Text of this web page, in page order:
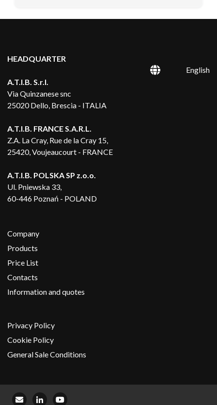
HEADQUARTER
English
A.T.I.B. S.r.l.
Via Quinzanese snc
25020 Dello, Brescia - ITALIA
A.T.I.B. FRANCE S.A.R.L.
Z.A. La Cray, Rue de la Cray 15,
25420, Voujeaucourt - FRANCE
A.T.I.B. POLSKA SP z.o.o.
Ul. Pniewska 33,
60-446 Poznań - POLAND
Company
Products
Price List
Contacts
Information and quotes
Privacy Policy
Cookie Policy
General Sale Conditions